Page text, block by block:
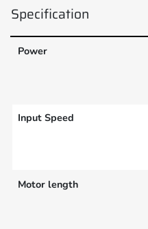
Specification
Power
Input Speed
Motor length